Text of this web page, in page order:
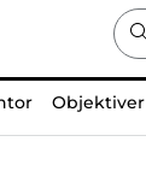
Objektiver